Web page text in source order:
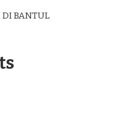
DI BANTUL